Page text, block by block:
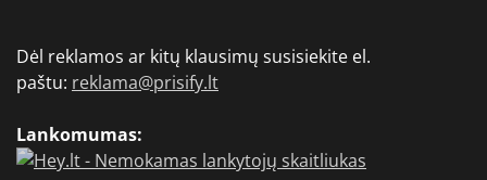
Dėl reklamos ar kitų klausimų susisiekite el.
paštu: reklama@prisify.lt
Lankomumas: